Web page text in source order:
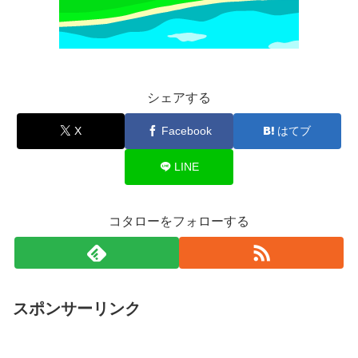
シェアする
X Facebook はてブ
LINE
コタローをフォローする
スポンサーリンク